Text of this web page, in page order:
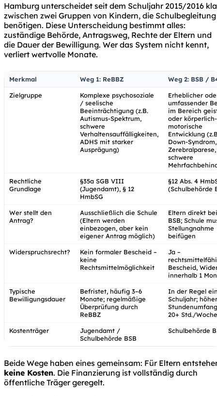
Hamburg unterscheidet seit dem Schuljahr 2015/2016
zwischen zwei Gruppen von Kindern, die Schulbegleitung
benötigen. Diese Unterscheidung bestimmt alles:
zuständige Behörde, Antragsweg, Rechte der Eltern und
die Dauer der Bewilligung. Wer das System nicht kennt,
verliert wertvolle Monate.
Merkmal Weg 1: ReBBZ Weg 2: BSB /
Zielgruppe
Komplexe psychosoziale
/ seelische
Beeinträchtigung (z.B.
Autismus-Spektrum,
schwere
Verhaltensauffälligkeiten,
ADHS mit starker
Ausprägung)
Erheblicher
umfassender
im Bereich
oder körperlich-
motorische
Entwicklung
Down-Syndrom,
Zerebralparese,
schwere
Rechtliche
Grundlage
§35a SGB VIII
(Jugendamt), § 12
HmbSG
§12 Abs. 4
(Schulbehörde
Wer stellt den
Antrag?
Ausschließlich die Schule
(Eltern werden
einbezogen, aber kein
eigener Antrag möglich)
Eltern direkt
BSB; Schule
Stellungnahme
beifügen
Widerspruchsrecht? Kein formaler Bescheid–
keine
Rechtsmittelmöglichkeit
Ja–
Bescheid,
innerhalb 1
Typische
Bewilligungsdauer
Befristet, häufig 3–6
Monate; regelmäßige
Überprüfung durch
ReBBZ
In der Regel
Schuljahr;
20+ Std./
Kostenträger
Jugendamt /
Schulbehörde BSB
Schulbehörde
Beide Wege haben eines gemeinsam: Für Eltern
keine Kosten. Die Finanzierung ist vollständig durch
öffentliche Träger geregelt.